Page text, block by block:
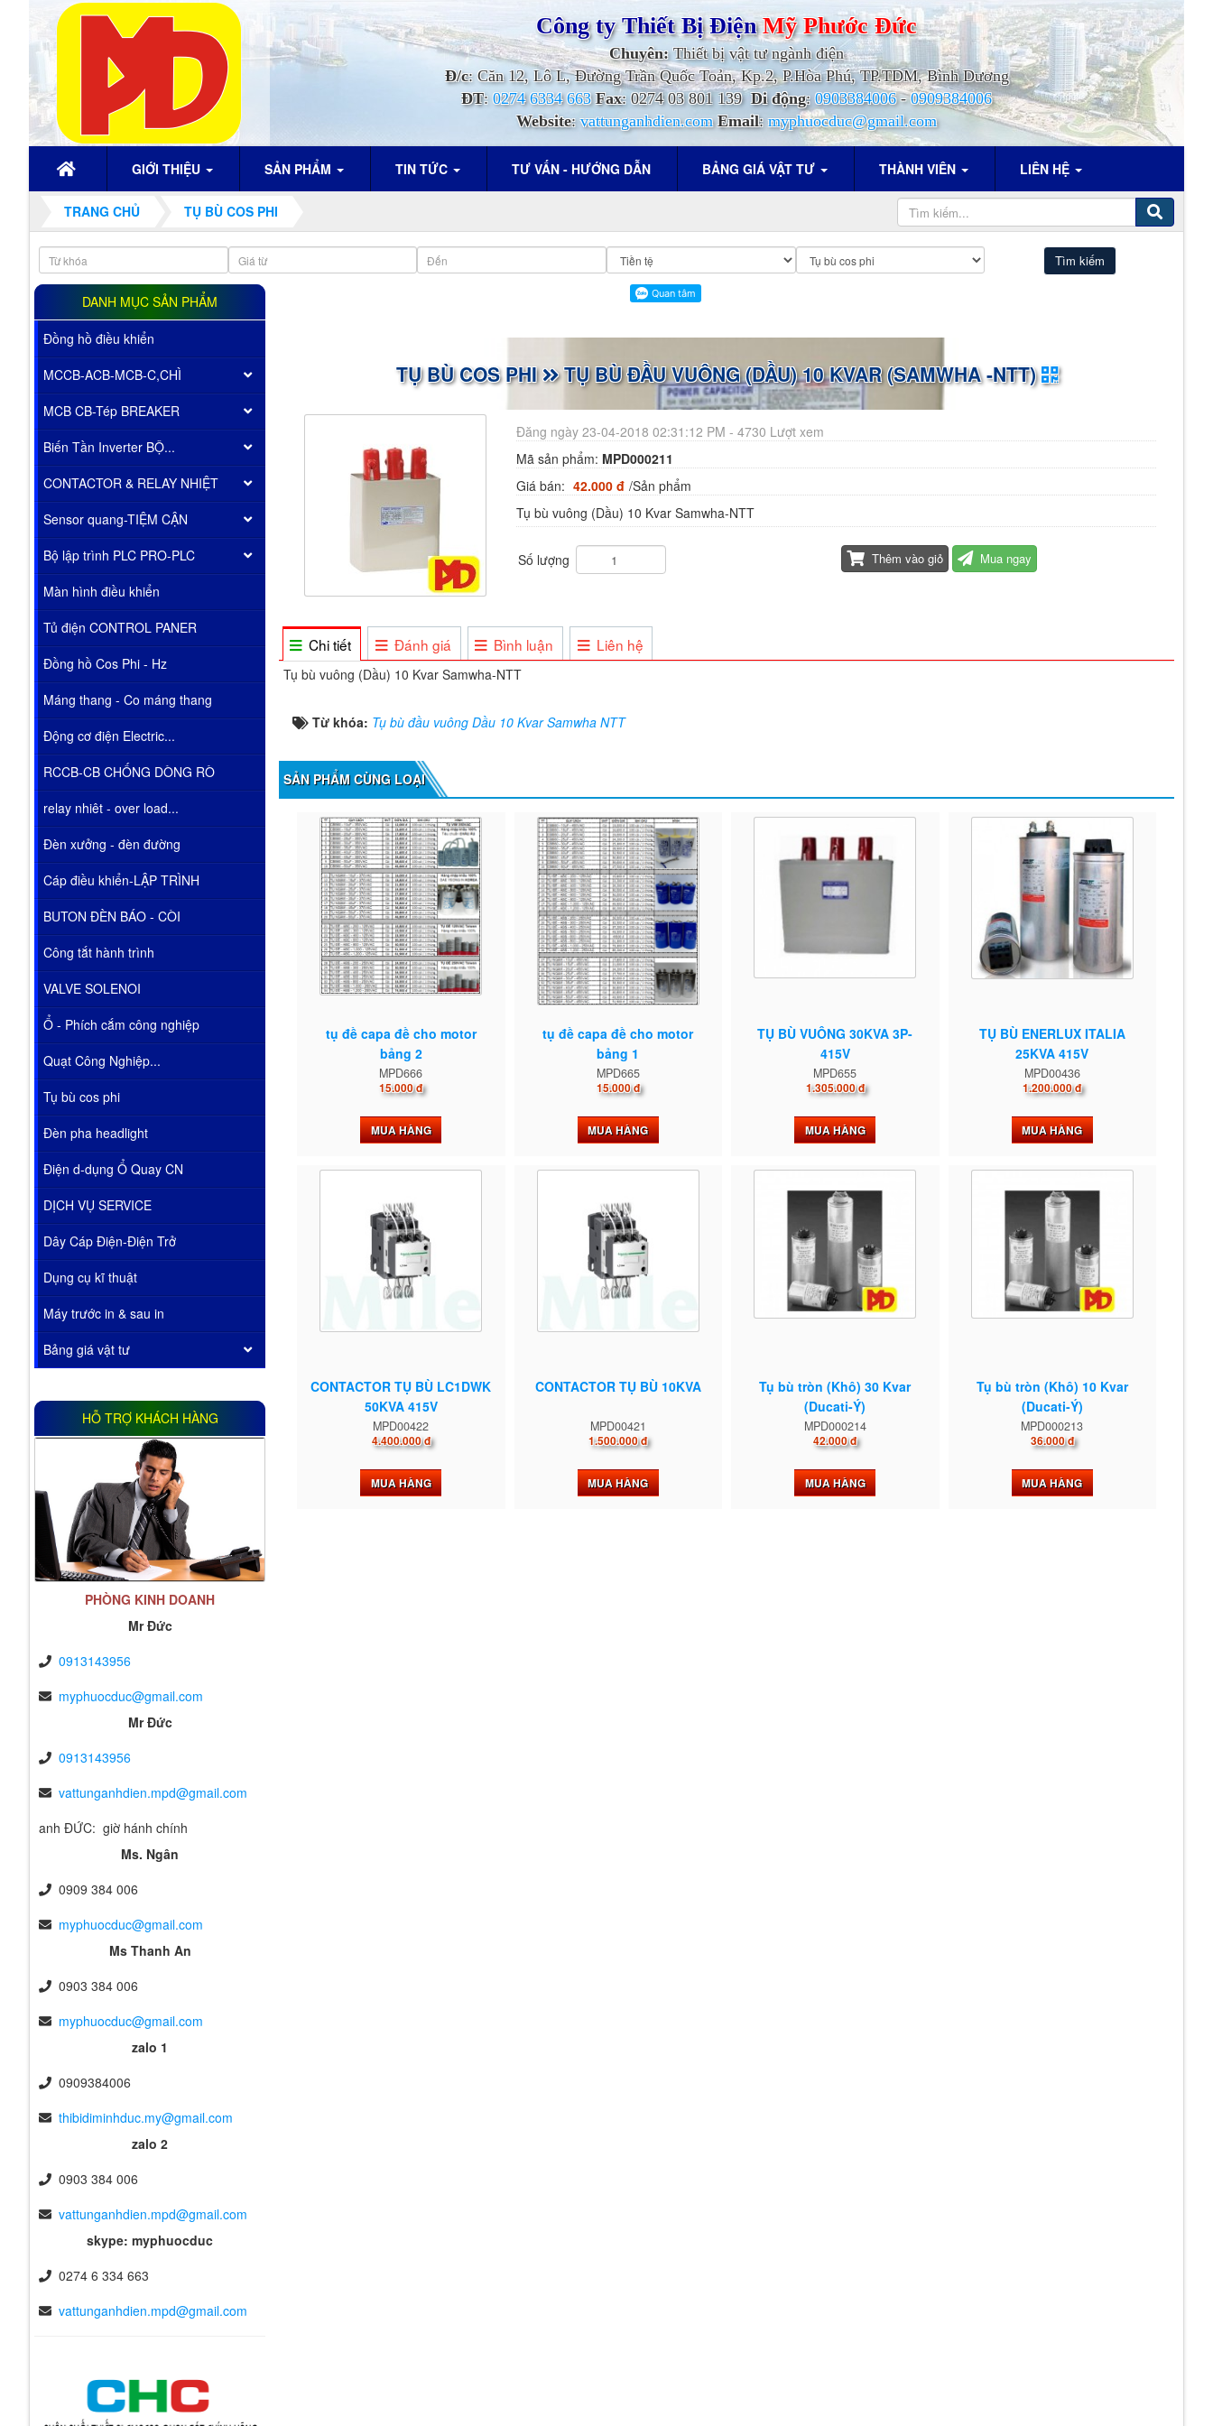
Công ty Thiết Bị ĐiệnMỹ PhướcĐức
Chuyên:Thiết bị vật tư ngành điện
Đ/c: Căn 12, Lô L, Đường Trần Quốc Toản, Kp.2, P.Hòa Phú, TP.TDM, Bình Dương
ĐT:0274 6334 663 Fax: 0274 03 801 139 Di động:0903384006-0909384006
Website:vattunganhdien.com Email:myphuocduc@gmail.com
GIỚI THIỆU SẢN PHẨM TIN TỨC TƯ VẤN - HƯỚNG DẪN BẢNG GIÁ VẬT TƯ THÀNH VIÊN LIÊN HỆ
TRANG CHỦ TỤ BÙ COS PHI
TỤ BÙ COS PHI TỤ BÙ ĐẦU VUÔNG (DẦU) 10 KVAR (SAMWHA -NTT)
Đăng ngày 23-04-2018 02:31:12 PM - 4730 Lượt xem
Mã sản phẩm: MPD000211
Giá bán: 42.000 đ /Sản phẩm
Tụ bù vuông (Dầu) 10 Kvar Samwha-NTT
Số lượng Thêm vào giỏ Mua ngay
Chi tiết Đánh giá Bình luận Liên hệ
Tụ bù vuông (Dầu) 10 Kvar Samwha-NTT
Từ khóa: Tụ bù đầu vuông Dầu 10 Kvar Samwha NTT
SẢN PHẨM CÙNG LOẠI
tụ đề capa đề cho motor
bảng 2
MPD666
15.000 đ
MUA HÀNG
tụ đề capa đề cho motor
bảng 1
MPD665
15.000 đ
MUA HÀNG
TỤ BÙ VUÔNG 30KVA 3P-
415V
MPD655
1.305.000 đ
MUA HÀNG
TỤ BÙ ENERLUX ITALIA
25KVA 415V
MPD00436
1.200.000 đ
MUA HÀNG
CONTACTOR TỤ BÙ LC1DWK
50KVA 415V
MPD00422
4.400.000 đ
MUA HÀNG
CONTACTOR TỤ BÙ 10KVA
MPD00421
1.500.000 đ
MUA HÀNG
Tụ bù tròn (Khô) 30 Kvar
(Ducati-Ý)
MPD000214
42.000 đ
MUA HÀNG
Tụ bù tròn (Khô) 10 Kvar
(Ducati-Ý)
MPD000213
36.000 đ
MUA HÀNG
DANH MỤC SẢN PHẨM
Đồng hồ điều khiển
MCCB-ACB-MCB-C,CHÌ
MCB CB-Tép BREAKER
Biến Tần Inverter BỘ...
CONTACTOR & RELAY NHIỆT
Sensor quang-TIỆM CẬN
Bộ lập trình PLC PRO-PLC
Màn hình điều khiển
Tủ điện CONTROL PANER
Đồng hồ Cos Phi - Hz
Máng thang - Co máng thang
Động cơ điện Electric...
RCCB-CB CHỐNG DÒNG RÒ
relay nhiêt - over load...
Đèn xưởng - đèn đường
Cáp điều khiển-LẬP TRÌNH
BUTON ĐÈN BÁO - CÒI
Công tắt hành trình
VALVE SOLENOI
Ổ - Phích cắm công nghiệp
Quạt Công Nghiệp...
Tụ bù cos phi
Đèn pha headlight
Điện d-dụng Ổ Quay CN
DỊCH VỤ SERVICE
Dây Cáp Điện-Điện Trở
Dụng cụ kĩ thuật
Máy trước in & sau in
Bảng giá vật tư
HỖ TRỢ KHÁCH HÀNG
PHÒNG KINH DOANH
Mr Đức
0913143956
myphuocduc@gmail.com
Mr Đức
0913143956
vattunganhdien.mpd@gmail.com
anh ĐỨC: giờ hánh chính
Ms. Ngân
0909 384 006
myphuocduc@gmail.com
Ms Thanh An
0903 384 006
myphuocduc@gmail.com
zalo 1
0909384006
thibidiminhduc.my@gmail.com
zalo 2
0903 384 006
vattunganhdien.mpd@gmail.com
skype: myphuocduc
0274 6 334 663
vattunganhdien.mpd@gmail.com